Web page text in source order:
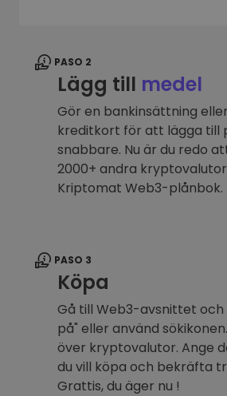
PASO 2
Lägg till medel
Gör en bankinsättning
kreditkort för att lägga till
snabbare. Nu är du redo
2000+ andra
Kriptomat Web3-plånbok.
PASO 3
Köpa
Gå till Web3-avsnittet och
på" eller använd
över kryptovalutor. Ange
du vill köpa och bekräfta
Grattis, du äger nu !